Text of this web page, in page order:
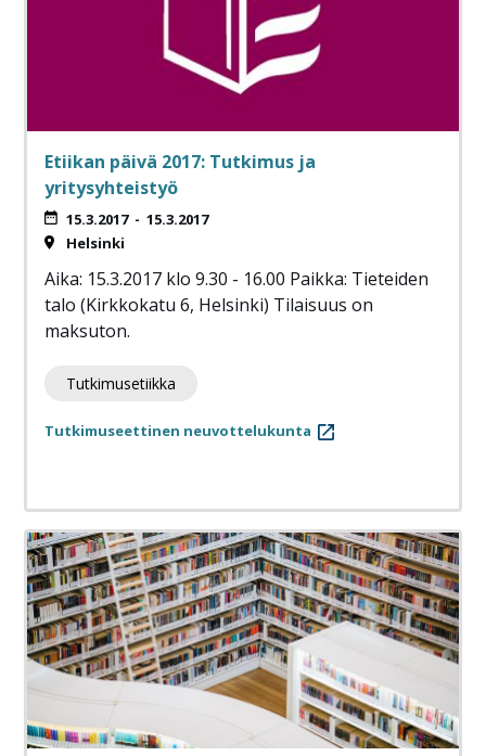
Etiikan päivä 2017: Tutkimus ja
yritysyhteistyö
15.3.2017- 15.3.2017
Helsinki
Aika: 15.3.2017 klo 9.30 - 16.00 Paikka: Tieteiden
talo (Kirkkokatu 6, Helsinki) Tilaisuus on
maksuton.
Tutkimusetiikka
Tutkimuseettinen neuvottelukunta